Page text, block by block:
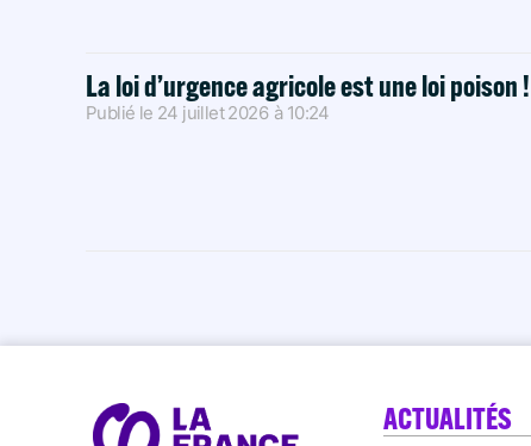
La loi d’urgence agricole est une loi
Publié le 24 juillet 2026 à 10:24
ACTUALITÉS